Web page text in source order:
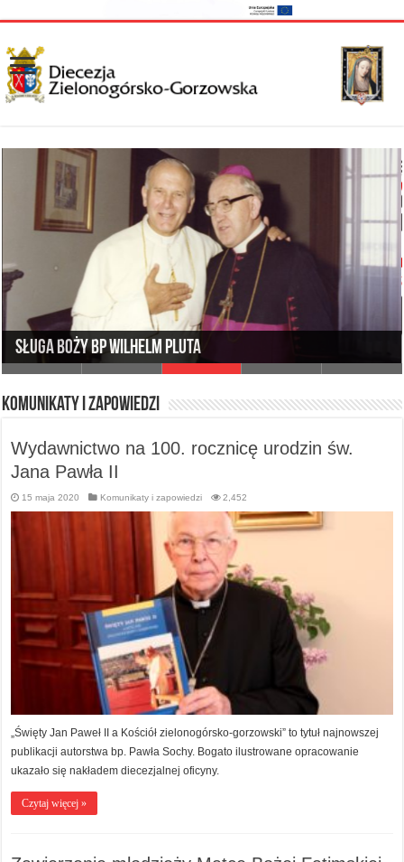
I Synod Diecezji Zielonogórsko-Gorzowskiej
Komunikaty i zapowiedzi
Wydawnictwo na 100. rocznicę urodzin św.
Jana Pawła II
15 maja 2020 Komunikaty i zapowiedzi 2,452
„Święty Jan Paweł II a Kościół zielonogórsko-gorzowski” to tytuł najnowszej
publikacji autorstwa bp. Pawła Sochy. Bogato ilustrowane opracowanie
ukazało się nakładem diecezjalnej oficyny.
Czytaj więcej »